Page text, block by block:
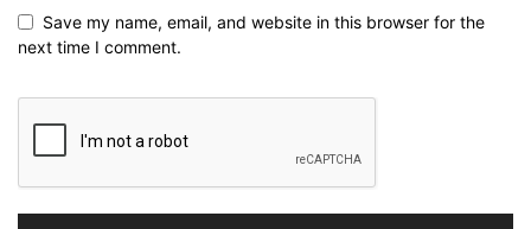
Save my name, email, and website in this browser for the
next time I comment.